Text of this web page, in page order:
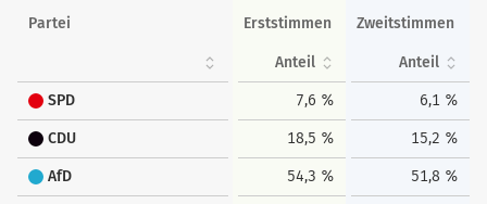
Partei Erststimmen Zweitstimmen
Anteil Anteil
SPD 7,6 % 6,1 %
CDU 18,5 % 15,2 %
AfD 54,3 % 51,8 %